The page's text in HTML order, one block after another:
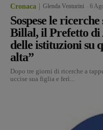
Cronaca Glenda Venturini 6
Sospese le
Billal, il Prefetto di
delle istituzioni su
alta”
Dopo tre giorni di ricerche a
uccise sua figlia e ferì...